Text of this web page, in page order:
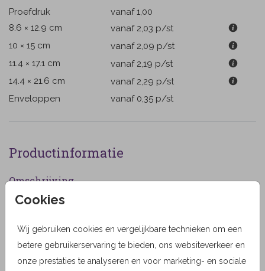
Cookies
Wij gebruiken cookies en vergelijkbare technieken om een
betere gebruikerservaring te bieden, ons websiteverkeer en
onze prestaties te analyseren en voor marketing- en sociale
Proefdruk
vanaf 1,00
8.6 × 12.9 cm
vanaf 2,03 p/st
10 × 15 cm
vanaf 2,09 p/st
11.4 × 17.1 cm
vanaf 2,19 p/st
14.4 × 21.6 cm
vanaf 2,29 p/st
Enveloppen
vanaf 0,35 p/st
Productinformatie
Omschrijving
Rouwkaart voor een vrouw met illustratie van rode
Designer
Alma Langerak